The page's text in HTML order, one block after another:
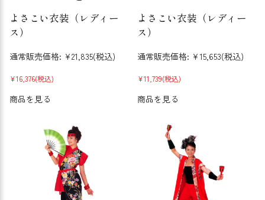
よさこい衣装（レディー
ス）
通常販売価格: ¥21,835(税込)
¥16,376(税込)
商品を見る
よさこい衣装（レディー
ス）
通常販売価格: ¥15,653(税込)
¥11,739(税込)
商品を見る